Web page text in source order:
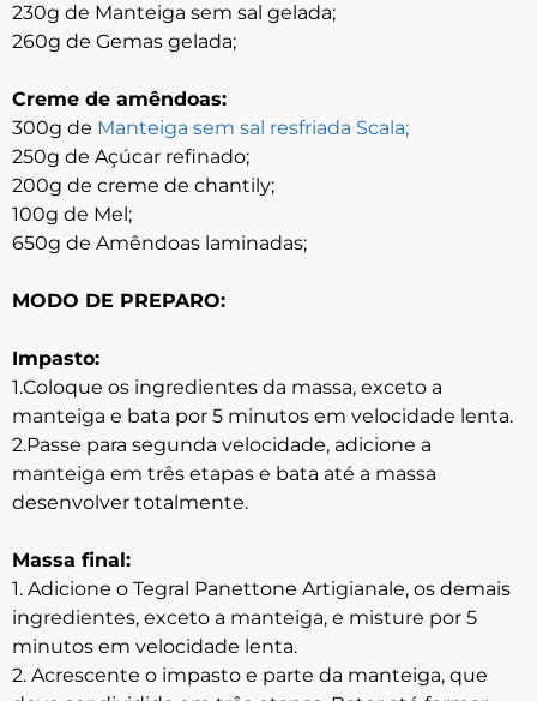
230g de Manteiga sem sal gelada;
260g de Gemas gelada;
Creme de amêndoas:
300g de Manteiga sem sal resfriada Scala;
250g de Açúcar refinado;
200g de creme de chantily;
100g de Mel;
650g de Amêndoas laminadas;
MODO DE PREPARO:
Impasto:
1.Coloque os ingredientes da massa, exceto a
manteiga e bata por 5 minutos em velocidade lenta.
2.Passe para segunda velocidade, adicione a
manteiga em três etapas e bata até a massa
desenvolver totalmente.
Massa final:
1. Adicione o Tegral Panettone Artigianale, os demais
ingredientes, exceto a manteiga, e misture por 5
minutos em velocidade lenta.
2. Acrescente o impasto e parte da manteiga, que